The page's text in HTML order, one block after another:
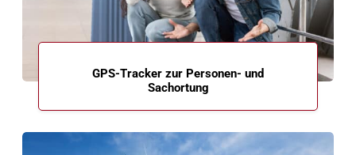
GPS-Tracker zur Personen- und
Sachortung